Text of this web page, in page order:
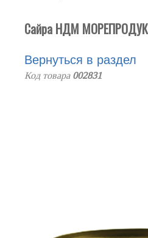
Сайра НДМ
Вернуться в раздел
Код товара 002831